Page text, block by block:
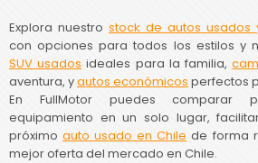
Explora nuestro stock de autos usados
con opciones para todos los estilos y
SUV usados ideales para la familia,
aventura, yautos económicos perfectos
En FullMotor puedes comparar
equipamiento en un solo lugar,
próximoauto usado en Chile de forma
mejor oferta del mercado en Chile.